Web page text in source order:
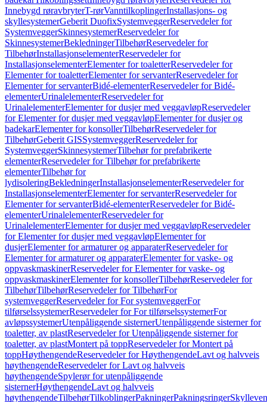
Innebygd røravbryterT-rørVanntilkoplingerInstallasjons- og
skyllesystemerGeberit DuofixSystemveggerReservedeler for
SystemveggerSkinnesystemerReservedeler for
SkinnesystemerBekledningerTilbehørReservedeler for
TilbehørInstallasjonselementerReservedeler for
InstallasjonselementerElementer for toaletterReservedeler for
Elementer for toaletterElementer for servanterReservedeler for
Elementer for servanterBidé-elementerReservedeler for Bidé-
elementerUrinalelementerReservedeler for
UrinalelementerElementer for dusjer med veggavløpReservedeler
for Elementer for dusjer med veggavløpElementer for dusjer og
badekarElementer for konsollerTilbehørReservedeler for
TilbehørGeberit GISSystemveggerReservedeler for
SystemveggerSkinnesystemerTilbehør for prefabrikerte
elementerReservedeler for Tilbehør for prefabrikerte
elementerTilbehør for
lydisoleringBekledningerInstallasjonselementerReservedeler for
InstallasjonselementerElementer for servanterReservedeler for
Elementer for servanterBidé-elementerReservedeler for Bidé-
elementerUrinalelementerReservedeler for
UrinalelementerElementer for dusjer med veggavløpReservedeler
for Elementer for dusjer med veggavløpElementer for
dusjerElementer for armaturer og apparaterReservedeler for
Elementer for armaturer og apparaterElementer for vaske- og
oppvaskmaskinerReservedeler for Elementer for vaske- og
oppvaskmaskinerElementer for konsollerTilbehørReservedeler for
TilbehørTilbehørReservedeler for TilbehørFor
systemveggerReservedeler for For systemveggerFor
tilførselssystemerReservedeler for For tilførselssystemerFor
avløpssystemerUtenpåliggende sisternerUtenpåliggende sisterner for
toaletter, av plastReservedeler for Utenpåliggende sisterner for
toaletter, av plastMontert på toppReservedeler for Montert på
toppHøythengendeReservedeler for HøythengendeLavt og halvveis
høythengendeReservedeler for Lavt og halvveis
høythengendeSpylerør for utenpåliggende
sisternerHøythengendeLavt og halvveis
høythengendeTilbehørTilkoblingerPakningerPakningsringer